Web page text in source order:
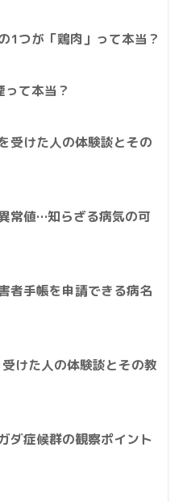
1つが「鶏肉」って本当？
て本当？
受けた人の体験談とその
常値…知らざる病気の可
者手帳を申請できる病名
けた人の体験談とその教
ダ症候群の観察ポイント